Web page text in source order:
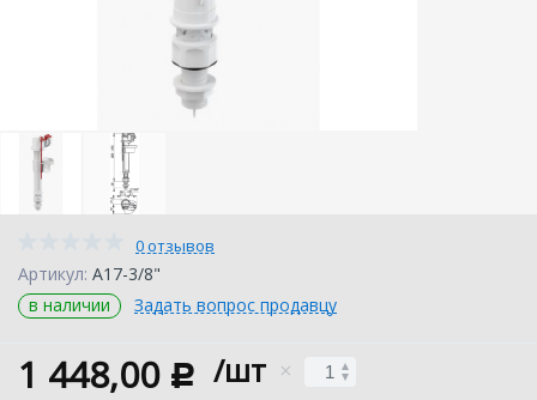
0 отзывов
Артикул: A17-3/8"
в наличии
Задать вопрос продавцу
1 448,00 c /шт